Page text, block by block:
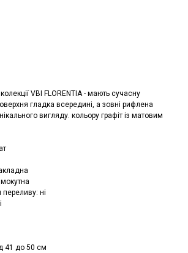
VBI FLORENTIA - мають сучасну
гладка всередині, а зовні рифлена
вигляду. кольору графіт із матовим
переливу: ні
41 до 50 см